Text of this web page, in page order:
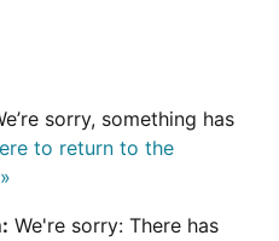
sorry, something has
to return to the
We're sorry: There has